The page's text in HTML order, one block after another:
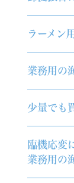
ラーメン
業務用の
少量でも
臨機応変
業務用の